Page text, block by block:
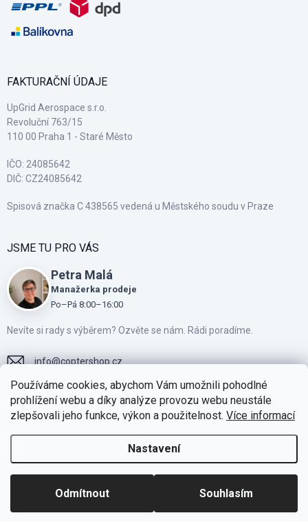
Používáme cookies, abychom Vám umožnili pohodlné
prohlížení webu a díky analýze provozu webu neustále
zlepšovali jeho funkce, výkon a použitelnost. Více informací
Nastavení
Odmítnout Souhlasím
FAKTURAČNÍ ÚDAJE
UpGrid Aerospace s.r.o.
Revoluční 763/15
110 00 Praha 1 - Staré Město
IČO: 24085642
DIČ: CZ24085642
Spisová značka C 438565 vedená u Městského soudu v Praze
JSME TU PRO VÁS
Petra Malá
Manažerka prodeje
Po–Pá 8:00–16:00
Nevíte si rady s výběrem? Ozvěte se nám. Rádi poradíme.
info@coptershop.cz
+420775810805
Přidejte se k našim fanouškům na Facebooku
https://www.instagram.com/coptershop.cz
Facebook
Skupina DJI CZ/SK
Skupina Drony CZ/SK
Skupina Drony CZ/SK - Bazar